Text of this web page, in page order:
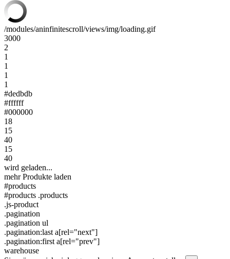
/modules/aninfinitescroll/views/img/loading.gif
3000
2
1
1
1
1
#dedbdb
#ffffff
#000000
18
15
40
15
40
wird geladen...
mehr Produkte laden
#products
#products .products
.js-product
.pagination
.pagination ul
.pagination:last a[rel="next"]
.pagination:first a[rel="prev"]
warehouse